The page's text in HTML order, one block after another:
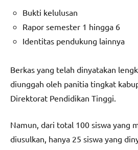
Bukti kelulusan
Rapor semester 1 hingga 6
Identitas pendukung lainnya
Berkas yang telah dinyatakan
diunggah oleh panitia tingkat
Direktorat Pendidikan Tinggi.
Namun, dari total 100 siswa yang
diusulkan, hanya 25 siswa yang